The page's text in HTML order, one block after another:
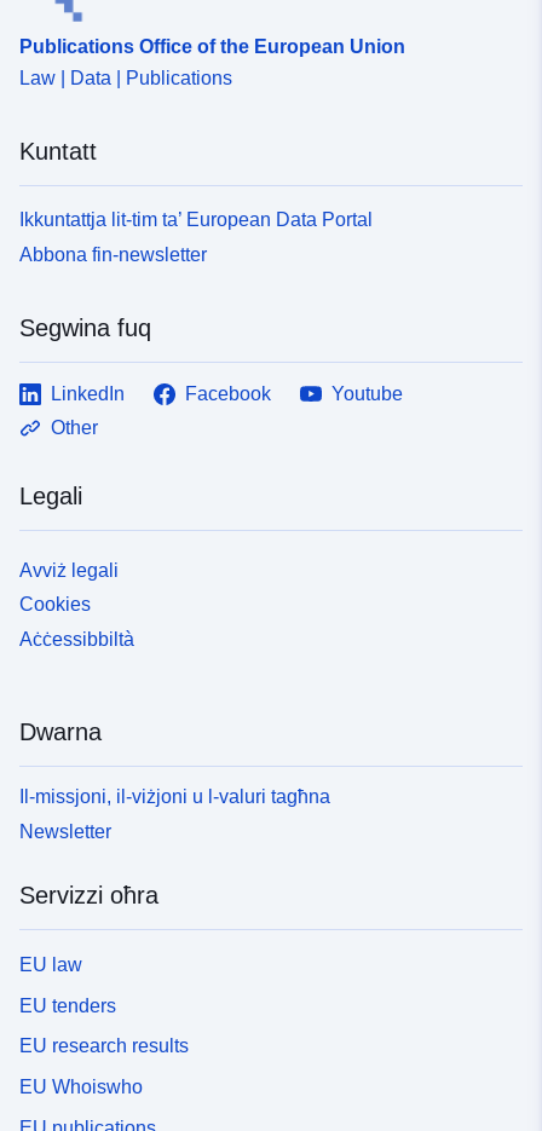
Publications Office of the European Union
Law | Data | Publications
Kuntatt
Ikkuntattja lit-tim ta’ European Data Portal
Abbona fin-newsletter
Segwina fuq
LinkedIn Facebook
Youtube
Other
Legali
Avviż legali
Cookies
Aċċessibbiltà
Dwarna
Il-missjoni, il-viżjoni u l-valuri tagħna
Newsletter
Servizzi oħra
EU law
EU tenders
EU research results
EU Whoiswho